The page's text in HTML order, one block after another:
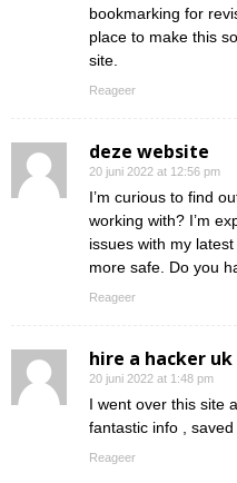
bookmarking for
place to make this
site.
Reageer
deze website
20 juni 2022 at 12:56 pm
I’m curious to find
working with? I’m
issues with my
more safe. Do you
Reageer
hire a hacker uk
20 juni 2022 at 1:48 pm
I went over this site
fantastic info ,
Reageer